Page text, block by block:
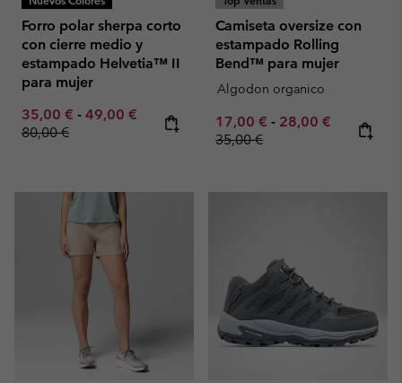
Forro polar sherpa corto
con cierre medio y
estampado Helvetia™ II
para mujer
Minimum sale price:
35,00 € - Maximum sale price:
49,00 € Regular price:
80,00 €
Camiseta oversize con
estampado Rolling
Bend™ para mujer
Algodon organico
Minimum sale price:
17,00 € - Maximum sale
28,00 € Regular
35,00 €